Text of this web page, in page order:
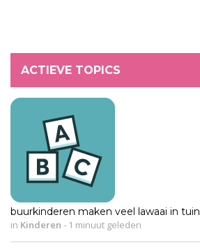
ACTIEVE TOPICS
buurkinderen maken veel lawaai in tuin
in Kinderen - 1 minuut geleden